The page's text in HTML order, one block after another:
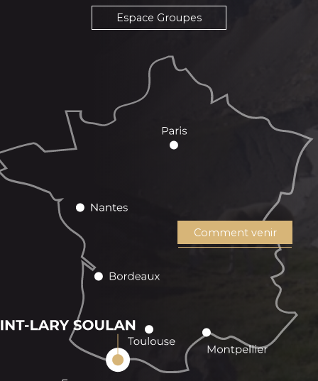
Espace Groupes
Comment venir